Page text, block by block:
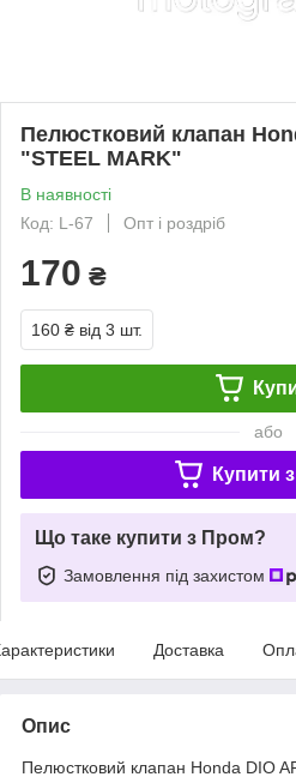
Пелюстковий клапан
"STEEL MARK"
В наявності
Код: L-67
Опт і роздріб
170 ₴
160 ₴ від 3 шт.
або
Купити з
Що таке купити з Пром?
Замовлення під захистом
Доставка
Опис
Пелюстковий клапан Honda DIO